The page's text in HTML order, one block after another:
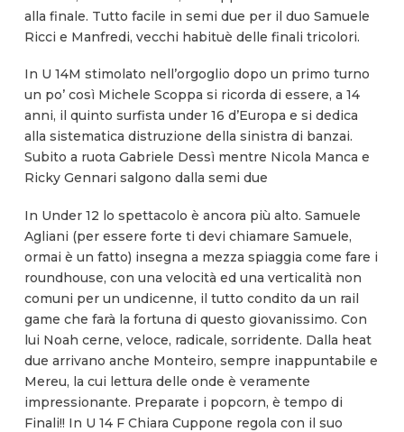
alla finale. Tutto facile in semi due per il duo Samuele
Ricci e Manfredi, vecchi habituè delle finali tricolori.
In U 14M stimolato nell’orgoglio dopo un primo turno
un po’ così Michele Scoppa si ricorda di essere, a 14
anni, il quinto surfista under 16 d’Europa e si dedica
alla sistematica distruzione della sinistra di banzai.
Subito a ruota Gabriele Dessì mentre Nicola Manca e
Ricky Gennari salgono dalla semi due
In Under 12 lo spettacolo è ancora più alto. Samuele
Agliani (per essere forte ti devi chiamare Samuele,
ormai è un fatto) insegna a mezza spiaggia come fare i
roundhouse, con una velocità ed una verticalità non
comuni per un undicenne, il tutto condito da un rail
game che farà la fortuna di questo giovanissimo. Con
lui Noah cerne, veloce, radicale, sorridente. Dalla heat
due arrivano anche Monteiro, sempre inappuntabile e
Mereu, la cui lettura delle onde è veramente
impressionante. Preparate i popcorn, è tempo di
Finali!! In U 14 F Chiara Cuppone regola con il suo